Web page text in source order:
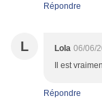
Répondre
L Lola 06/06/
Il est
Répondre